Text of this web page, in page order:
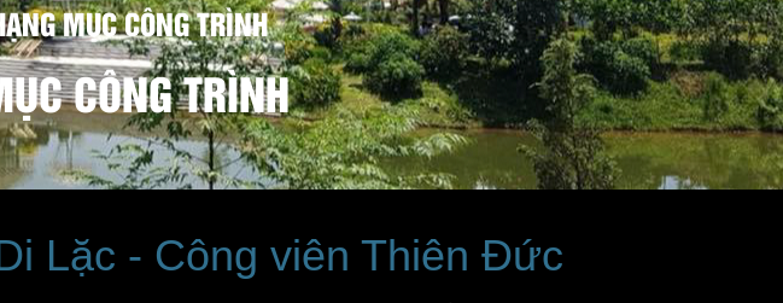
MỤC CÔNG TRÌNH
CÔNG TRÌNH
Lặc - Công viên Thiên Đức